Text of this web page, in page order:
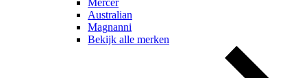
Mercer
Australian
Magnanni
Bekijk alle merken